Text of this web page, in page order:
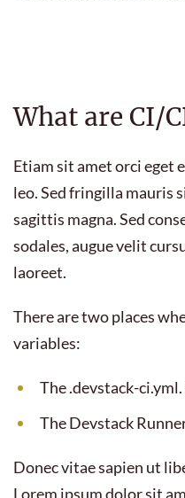
What are CI/
Etiam sit amet orci eget
leo. Sed fringilla mauris
sagittis magna. Sed
sodales, augue velit
laoreet.
There are two places
variables:
The .devstack-
The Devstack
Donec vitae sapien ut
Lorem ipsum dolor sit